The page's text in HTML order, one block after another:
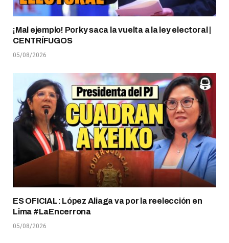
¡Mal ejemplo! Porky saca la vuelta a la ley electoral |
CENTRÍFUGOS
05/08/2026
ES OFICIAL: López Aliaga va por la reelección en
Lima #LaEncerrona
05/08/2026